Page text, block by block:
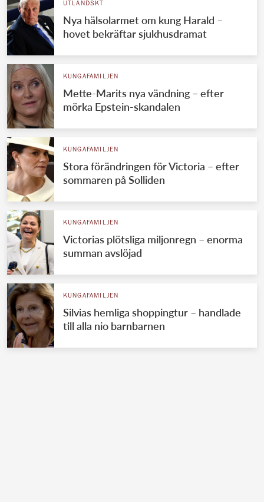
UTLÄNDSKT
Nya hälsolarmet om kung Harald –
hovet bekräftar sjukhusdramat
KUNGAFAMILJEN
Mette-Marits nya vändning – efter
mörka Epstein-skandalen
KUNGAFAMILJEN
Stora förändringen för Victoria – efter
sommaren på Solliden
KUNGAFAMILJEN
Victorias plötsliga miljonregn – enorma
summan avslöjad
KUNGAFAMILJEN
Silvias hemliga shoppingtur – handlade
till alla nio barnbarnen